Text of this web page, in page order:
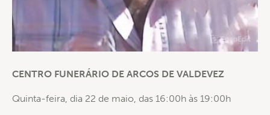
CENTRO FUNERÁRIO DE ARCOS DE VALDEVEZ
Quinta-feira, dia 22 de maio, das 16:00h às 19:00h